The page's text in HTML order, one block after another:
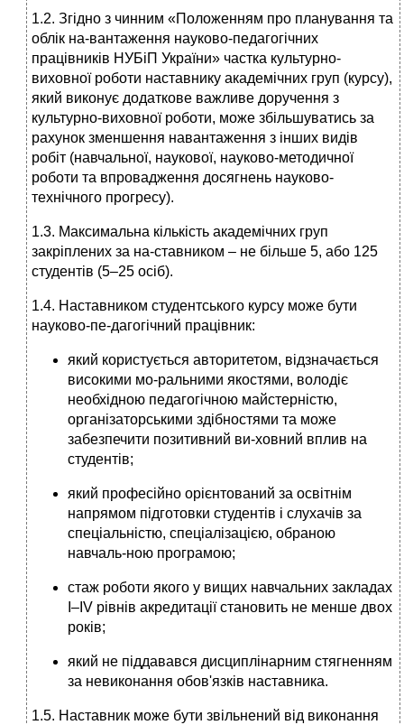
1.2. Згідно з чинним «Положенням про планування та
облік на-вантаження науково-педагогічних
працівників НУБіП України» частка культурно-
виховної роботи наставнику академічних груп (курсу),
який виконує додаткове важливе доручення з
культурно-виховної роботи, може збільшуватись за
рахунок зменшення навантаження з інших видів
робіт (навчальної, наукової, науково-методичної
роботи та впровадження досягнень науково-
технічного прогресу).
1.3. Максимальна кількість академічних груп
закріплених за на-ставником – не більше 5, або 125
студентів (5–25 осіб).
1.4. Наставником студентського курсу може бути
науково-пе-дагогічний працівник:
який користується авторитетом, відзначається
високими мо-ральними якостями, володіє
необхідною педагогічною майстерністю,
організаторськими здібностями та може
забезпечити позитивний ви-ховний вплив на
студентів;
який професійно орієнтований за освітнім
напрямом підготовки студентів і слухачів за
спеціальністю, спеціалізацією, обраною
навчаль-ною програмою;
стаж роботи якого у вищих навчальних закладах
І–ІV рівнів акредитації становить не менше двох
років;
який не піддавався дисциплінарним стягненням
за невиконання обов'язків наставника.
1.5. Наставник може бути звільнений від виконання